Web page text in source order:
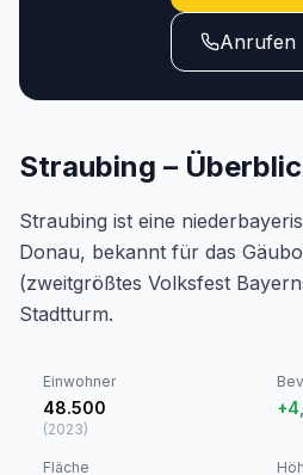
Anrufen
Straubing –
Straubing ist eine
Donau, bekannt für das
(zweitgrößtes Volksfest
Stadtturm.
Einwohner
48.500
(2023)
Fläche